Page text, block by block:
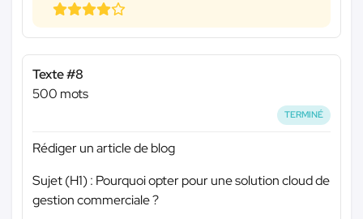
Texte #8
500 mots
TERMINÉ
Rédiger un article de blog
Sujet (H1) : Pourquoi opter pour une solution cloud de
gestion commerciale ?